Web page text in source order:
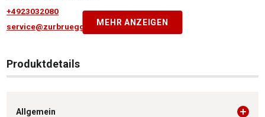
+4923032080
service@zurbrueggen.deMEHR ANZEIGEN
Produktdetails
Allgemein